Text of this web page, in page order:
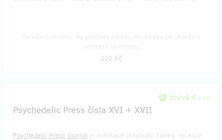
222 Kč
zbývá 4 z 10
Psychedelic Press čísla XVI + XVII
Psychedelic Press Journal je publikace obsahující články, recenze,